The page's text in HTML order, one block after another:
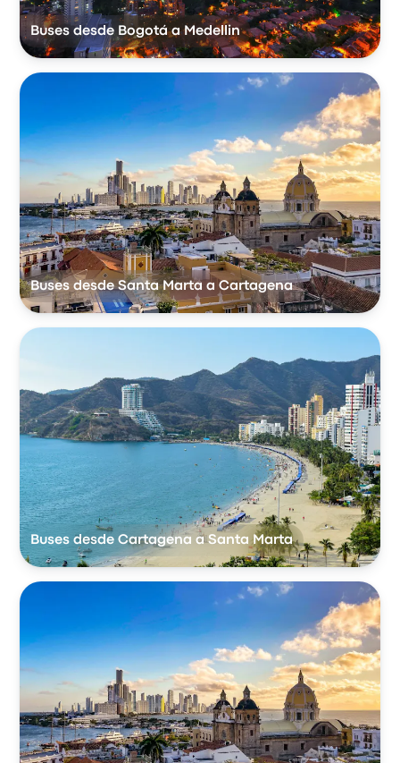
Buses desde Bogotá a Medellin
Buses desde Santa Marta a Cartagena
Buses desde Cartagena a Santa Marta